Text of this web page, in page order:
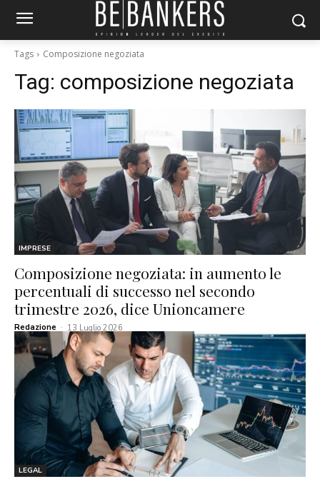
Tags Composizione negoziata
Tag: composizione negoziata
IMPRESE
Composizione negoziata: in aumento le
percentuali di successo nel secondo
trimestre 2026, dice Unioncamere
Redazione - 13 Luglio 2026
LEGAL